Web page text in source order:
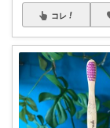
コレ